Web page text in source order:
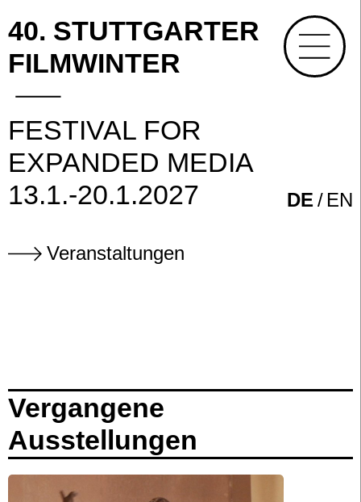
40. STUTTGARTER
FILMWINTER
FESTIVAL FOR
EXPANDED MEDIA
13.1.-20.1.2027
DE EN
Veranstaltungen
Vergangene
Ausstellungen
schon vorbei